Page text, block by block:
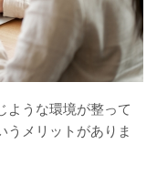
ような環境が整って
うメリットがありま